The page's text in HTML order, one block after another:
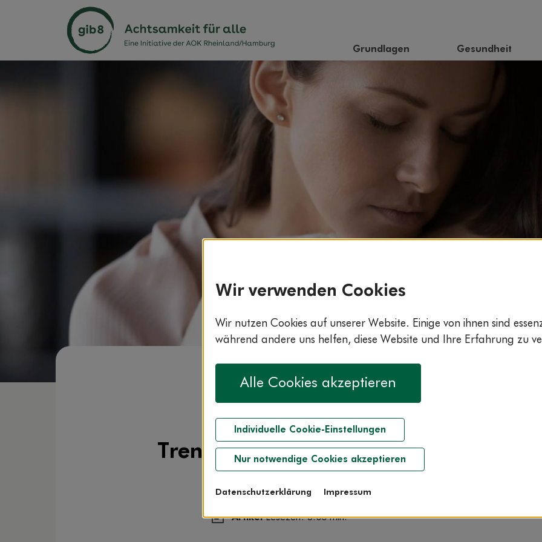
Grundlagen Gesundheit
Startseite
Trennungen verarbeiten – und
blicken
Artikel Lesezeit: 3:00 min.
Wir verwenden Cookies
Wir nutzen Cookies auf unserer Website. Einige von ihnen sind
während andere uns helfen, diese Website und Ihre Erfahrung zu
Alle Cookies akzeptieren
Individuelle Cookie-Einstellungen
Nur notwendige Cookies akzeptieren
Datenschutzerklärung Impressum